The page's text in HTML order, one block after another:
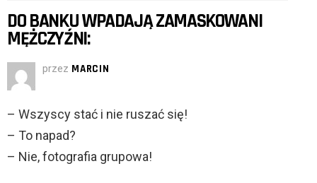
DO BANKU WPADAJĄ ZAMASKOWANI
MĘŻCZYŹNI:
przez MARCIN
– Wszyscy stać i nie ruszać się!
– To napad?
– Nie, fotografia grupowa!